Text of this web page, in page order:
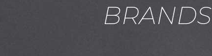
BRANDS